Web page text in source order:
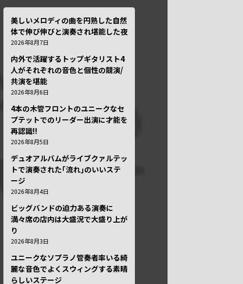
美しいメロディの曲を円熟した自然
体で伸び伸びと演奏され堪能した夜
2026年8月7日
内外で活躍するトップギタリスト4
人がそれぞれの音色と個性の競演/
共演を堪能
2026年8月6日
4本の木管フロントのユニークなセ
プテットでのリーダー出演に才能を
再認識!!
2026年8月5日
デュオアルバムがライブクァルテッ
トで演奏された｢流れ｣のいいステ
ージ
2026年8月4日
ビッグバンドの迫力ある演奏に
満々席の店内は大盛況で大盛り上が
り
2026年8月3日
ユニークなソプラノ管奏者率いる綺
麗な音色でよくスウィングする素晴
らしいステージ